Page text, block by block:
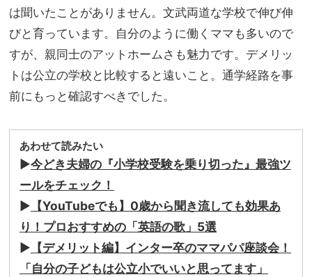
は聞いたことがありません。文武両道な学校で伸び伸
びと育っています。自分のように働くママも多いので
すが、親同士のアットホームさも魅力です。デメリッ
トは公立の学校と比較すると遠いこと。通学経路を事
前にもっと確認すべきでした。
あわせて読みたい
▶︎今どき夫婦の『小学校受験を乗り切った』最強ツ
ールをチェック！
▶︎ 【YouTubeでも】0歳から聞き流しても効果あ
り！プロおすすめの「英語の歌」5選
▶︎ 【デメリット編】インター卒のママパパ座談会！
「自分の子どもは公立小でいいと思ってます」